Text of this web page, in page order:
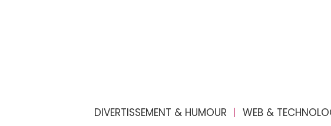
DIVERTISSEMENT & HUMOUR WEB &